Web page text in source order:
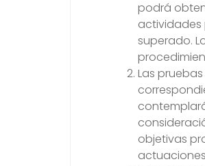
podrá
actividades
superado.
Las
objetivas